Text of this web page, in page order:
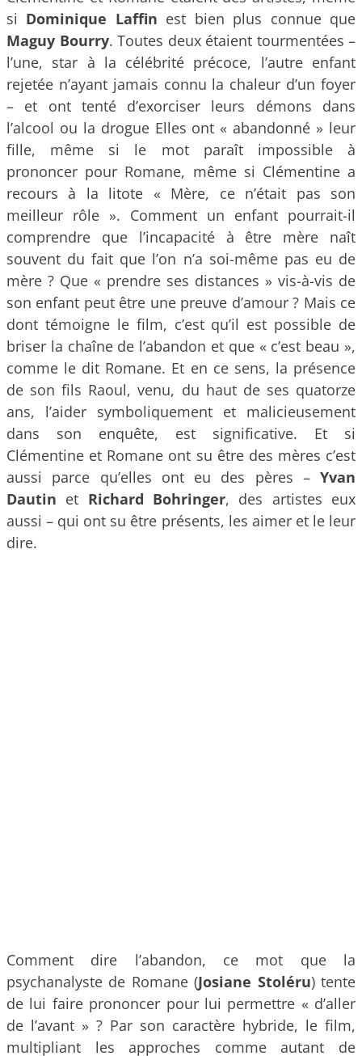
si Dominique Laffin est bien plus connue que
Maguy Bourry. Toutes deux étaient tourmentées –
l’une, star à la célébrité précoce, l’autre enfant
rejetée n’ayant jamais connu la chaleur d’un foyer
– et ont tenté d’exorciser leurs démons dans
l’alcool ou la drogue Elles ont « abandonné » leur
fille, même si le mot paraît impossible à
prononcer pour Romane, même si Clémentine a
recours à la litote « Mère, ce n’était pas son
meilleur rôle ». Comment un enfant pourrait-il
comprendre que l’incapacité à être mère naît
souvent du fait que l’on n’a soi-même pas eu de
mère ? Que « prendre ses distances » vis-à-vis de
son enfant peut être une preuve d’amour ? Mais ce
dont témoigne le film, c’est qu’il est possible de
briser la chaîne de l’abandon et que « c’est beau »,
comme le dit Romane. Et en ce sens, la présence
de son fils Raoul, venu, du haut de ses quatorze
ans, l’aider symboliquement et malicieusement
dans son enquête, est significative. Et si
Clémentine et Romane ont su être des mères c’est
aussi parce qu’elles ont eu des pères – Yvan
Dautin et Richard Bohringer, des artistes eux
aussi – qui ont su être présents, les aimer et le leur
dire.
Comment dire l’abandon, ce mot que la
psychanalyste de Romane (Josiane Stoléru) tente
de lui faire prononcer pour lui permettre « d’aller
de l’avant » ? Par son caractère hybride, le film,
multipliant les approches comme autant de